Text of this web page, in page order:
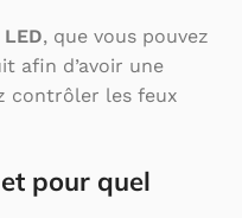
LED, que vous pouvez
afin d’avoir une
contrôler les feux
pour quel